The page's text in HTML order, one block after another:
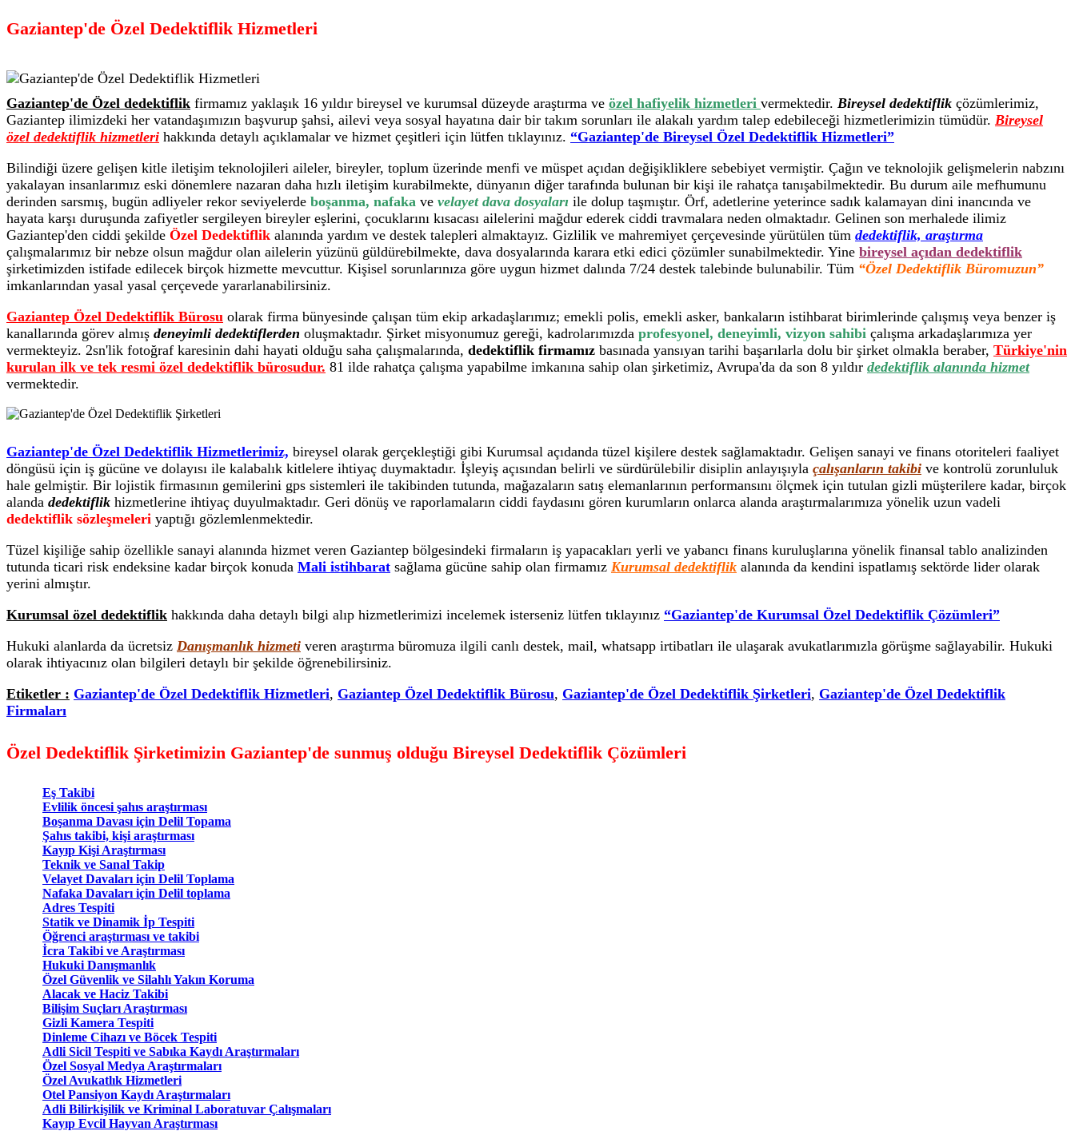
Gaziantep'de Özel Dedektiflik Hizmetleri
Gaziantep'de Özel dedektiflik firmamız yaklaşık 16 yıldır bireysel ve kurumsal düzeyde araştırma ve özel hafiyelik hizmetleri vermektedir. Bireysel dedektiflik çözümlerimiz,
Gaziantep ilimizdeki her vatandaşımızın başvurup şahsi, ailevi veya sosyal hayatına dair bir takım sorunları ile alakalı yardım talep edebileceği hizmetlerimizin tümüdür. Bireysel
özel dedektiflik hizmetleri hakkında detaylı açıklamalar ve hizmet çeşitleri için lütfen tıklayınız. “Gaziantep'de Bireysel Özel Dedektiflik Hizmetleri”
Bilindiği üzere gelişen kitle iletişim teknolojileri aileler, bireyler, toplum üzerinde menfi ve müspet açıdan değişikliklere sebebiyet vermiştir. Çağın ve teknolojik gelişmelerin nabzını
yakalayan insanlarımız eski dönemlere nazaran daha hızlı iletişim kurabilmekte, dünyanın diğer tarafında bulunan bir kişi ile rahatça tanışabilmektedir. Bu durum aile mefhumunu
derinden sarsmış, bugün adliyeler rekor seviyelerde boşanma, nafaka ve velayet dava dosyaları ile dolup taşmıştır. Örf, adetlerine yeterince sadık kalamayan dini inancında ve
hayata karşı duruşunda zafiyetler sergileyen bireyler eşlerini, çocuklarını kısacası ailelerini mağdur ederek ciddi travmalara neden olmaktadır. Gelinen son merhalede ilimiz
Gaziantep'den ciddi şekilde Özel Dedektiflik alanında yardım ve destek talepleri almaktayız. Gizlilik ve mahremiyet çerçevesinde yürütülen tüm dedektiflik, araştırma
çalışmalarımız bir nebze olsun mağdur olan ailelerin yüzünü güldürebilmekte, dava dosyalarında karara etki edici çözümler sunabilmektedir. Yine bireysel açıdan dedektiflik
şirketimizden istifade edilecek birçok hizmette mevcuttur. Kişisel sorunlarınıza göre uygun hizmet dalında 7/24 destek talebinde bulunabilir. Tüm “Özel Dedektiflik Büromuzun”
imkanlarından yasal yasal çerçevede yararlanabilirsiniz.
Gaziantep Özel Dedektiflik Bürosu olarak firma bünyesinde çalışan tüm ekip arkadaşlarımız; emekli polis, emekli asker, bankaların istihbarat birimlerinde çalışmış veya benzer iş
kanallarında görev almış deneyimli dedektiflerden oluşmaktadır. Şirket misyonumuz gereği, kadrolarımızda profesyonel, deneyimli, vizyon sahibi çalışma arkadaşlarımıza yer
vermekteyiz. 2sn'lik fotoğraf karesinin dahi hayati olduğu saha çalışmalarında, dedektiflik firmamız basınada yansıyan tarihi başarılarla dolu bir şirket olmakla beraber, Türkiye'nin
kurulan ilk ve tek resmi özel dedektiflik bürosudur. 81 ilde rahatça çalışma yapabilme imkanına sahip olan şirketimiz, Avrupa'da da son 8 yıldır dedektiflik alanında hizmet
vermektedir.
Gaziantep'de Özel Dedektiflik Hizmetlerimiz, bireysel olarak gerçekleştiği gibi Kurumsal açıdanda tüzel kişilere destek sağlamaktadır. Gelişen sanayi ve finans otoriteleri faaliyet
döngüsü için iş gücüne ve dolayısı ile kalabalık kitlelere ihtiyaç duymaktadır. İşleyiş açısından belirli ve sürdürülebilir disiplin anlayışıyla çalışanların takibi ve kontrolü zorunluluk
hale gelmiştir. Bir lojistik firmasının gemilerini gps sistemleri ile takibinden tutunda, mağazaların satış elemanlarının performansını ölçmek için tutulan gizli müşterilere kadar, birçok
alanda dedektiflik hizmetlerine ihtiyaç duyulmaktadır. Geri dönüş ve raporlamaların ciddi faydasını gören kurumların onlarca alanda araştırmalarımıza yönelik uzun vadeli
dedektiflik sözleşmeleri yaptığı gözlemlenmektedir.
Tüzel kişiliğe sahip özellikle sanayi alanında hizmet veren Gaziantep bölgesindeki firmaların iş yapacakları yerli ve yabancı finans kuruluşlarına yönelik finansal tablo analizinden
tutunda ticari risk endeksine kadar birçok konuda Mali istihbarat sağlama gücüne sahip olan firmamız Kurumsal dedektiflik alanında da kendini ispatlamış sektörde lider olarak
yerini almıştır.
Kurumsal özel dedektiflik hakkında daha detaylı bilgi alıp hizmetlerimizi incelemek isterseniz lütfen tıklayınız “Gaziantep'de Kurumsal Özel Dedektiflik Çözümleri”
Hukuki alanlarda da ücretsiz Danışmanlık hizmeti veren araştırma büromuza ilgili canlı destek, mail, whatsapp irtibatları ile ulaşarak avukatlarımızla görüşme sağlayabilir. Hukuki
olarak ihtiyacınız olan bilgileri detaylı bir şekilde öğrenebilirsiniz.
Etiketler : Gaziantep'de Özel Dedektiflik Hizmetleri, Gaziantep Özel Dedektiflik Bürosu, Gaziantep'de Özel Dedektiflik Şirketleri, Gaziantep'de Özel Dedektiflik
Firmaları
Özel Dedektiflik Şirketimizin Gaziantep'de sunmuş olduğu Bireysel Dedektiflik Çözümleri
Eş Takibi
Evlilik öncesi şahıs araştırması
Boşanma Davası için Delil Topama
Şahıs takibi, kişi araştırması
Kayıp Kişi Araştırması
Teknik ve Sanal Takip
Velayet Davaları için Delil Toplama
Nafaka Davaları için Delil toplama
Adres Tespiti
Statik ve Dinamik İp Tespiti
Öğrenci araştırması ve takibi
İcra Takibi ve Araştırması
Hukuki Danışmanlık
Özel Güvenlik ve Silahlı Yakın Koruma
Alacak ve Haciz Takibi
Bilişim Suçları Araştırması
Gizli Kamera Tespiti
Dinleme Cihazı ve Böcek Tespiti
Adli Sicil Tespiti ve Sabıka Kaydı Araştırmaları
Özel Sosyal Medya Araştırmaları
Özel Avukatlık Hizmetleri
Otel Pansiyon Kaydı Araştırmaları
Adli Bilirkişilik ve Kriminal Laboratuvar Çalışmaları
Kayıp Evcil Hayvan Araştırması